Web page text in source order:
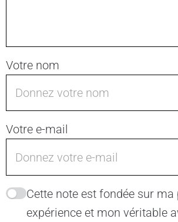
Votre nom
Votre e-mail
Cette note est fondée sur ma
expérience et mon véritable